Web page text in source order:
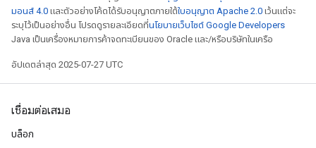
มอนส์ 4.0 และตัวอย่างโค้ดได้รับอนุญาตภายใต้ใบอนุญาต Apache 2.0 เว้นแต่จะ
ระบุไว้เป็นอย่างอื่น โปรดดูรายละเอียดที่นโยบายเว็บไซต์ Google Developers
Java เป็นเครื่องหมายการค้าจดทะเบียนของ Oracle และ/หรือบริษัทในเครือ
อัปเดตล่าสุด 2025-07-27 UTC
เชื่อมต่อเสมอ
บล็อก